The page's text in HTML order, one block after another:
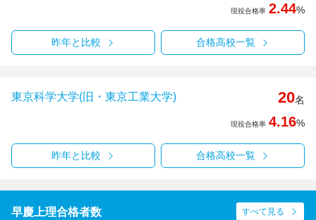
現役合格率 2.44%
昨年と比較 合格高校一覧
東京科学大学(旧・東京工業大学) 20名
現役合格率 4.16%
昨年と比較 合格高校一覧
早慶上理合格者数 すべて見る